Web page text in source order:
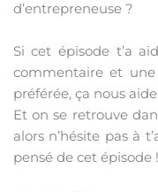
d’entrepreneuse ?
Si cet épisode t’a
commentaire et
préférée, ça nous
Et on se retrouve
alors n’hésite pas à
pensé de cet épisode !